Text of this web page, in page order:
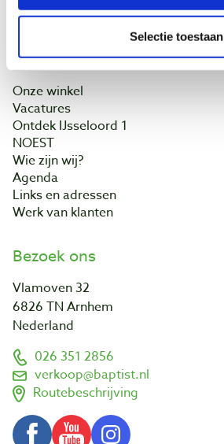
Selectie toestaan
Contact
Baptist Arnhem
Onze winkel
Vacatures
Ontdek IJsseloord 1
NOEST
Wie zijn wij?
Agenda
Links en adressen
Werk van klanten
Bezoek ons
Vlamoven 32
6826 TN Arnhem
Nederland
026 351 2856
verkoop@baptist.nl
Routebeschrijving